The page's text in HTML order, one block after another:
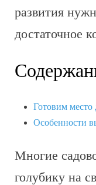
развития
достаточное
Готовим место
Особенности
Многие
голубику на